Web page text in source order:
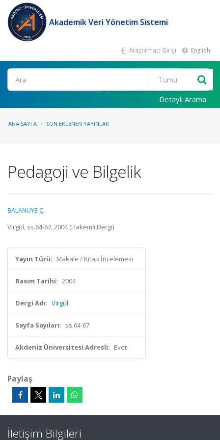
Akademik Veri Yönetim Sistemi
Araştırmacı Girişi English
Ara
Detaylı Arama
ANA SAYFA SON EKLENEN YAYINLAR
Pedagoji ve Bilgelik
BALANUYE Ç.
Virgül, ss.64-67, 2004 (Hakemli Dergi)
Yayın Türü: Makale / Kitap İncelemesi
Basım Tarihi: 2004
Dergi Adı: Virgül
Sayfa Sayıları: ss.64-67
Akdeniz Üniversitesi Adresli: Evet
Paylaş
İletişim Bilgileri